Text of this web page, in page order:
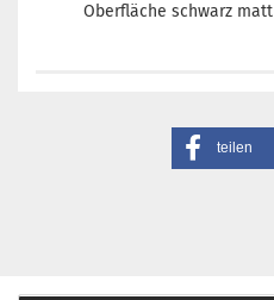
Oberfläche schwarz matt
teilen